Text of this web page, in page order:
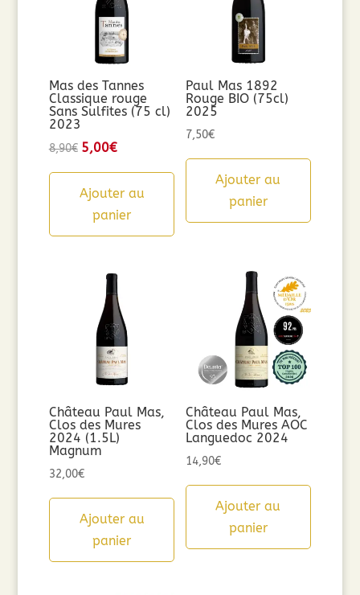
Mas des Tannes
Classique rouge
Sans Sulfites (75 cl)
2023
8,90€ Le
initial
était :
5,00€Le
actuel
est :
Ajouter au
panier
Paul Mas 1892
Rouge BIO (75cl)
2025
7,50€
Ajouter au
panier
Château Paul Mas,
Clos des Mures
2024 (1.5L)
Magnum
32,00€
Ajouter au
panier
Château Paul Mas,
Clos des Mures AOC
Languedoc 2024
14,90€
Ajouter au
panier